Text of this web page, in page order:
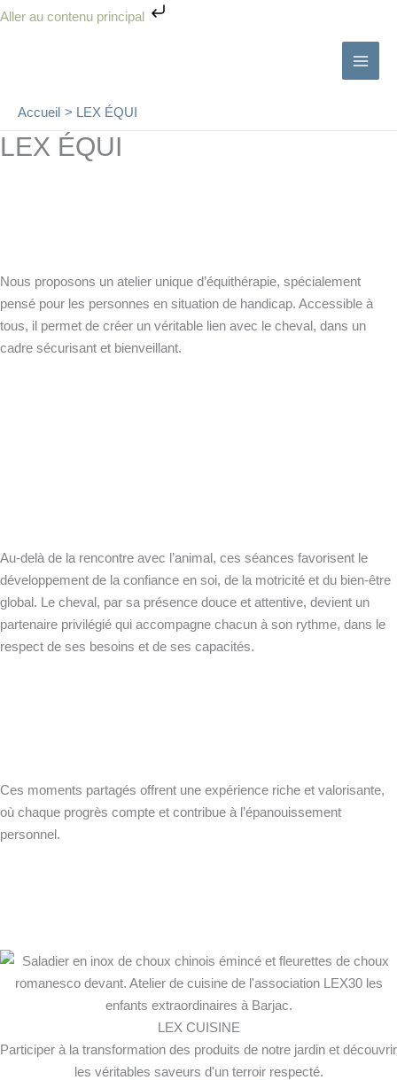
Aller au contenu principal
Aller
Accueil LEX ÉQUI
LEX ÉQUI
Nous proposons un atelier unique d’équithérapie, spécialement
pensé pour les personnes en situation de handicap. Accessible à
tous, il permet de créer un véritable lien avec le cheval, dans un
cadre sécurisant et bienveillant.
Au-delà de la rencontre avec l’animal, ces séances favorisent le
développement de la confiance en soi, de la motricité et du bien-être
global. Le cheval, par sa présence douce et attentive, devient un
partenaire privilégié qui accompagne chacun à son rythme, dans le
respect de ses besoins et de ses capacités.
Ces moments partagés offrent une expérience riche et valorisante,
où chaque progrès compte et contribue à l’épanouissement
personnel.
LEX CUISINE
Participer à la transformation des produits de notre jardin et découvrir
les véritables saveurs d'un terroir respecté.